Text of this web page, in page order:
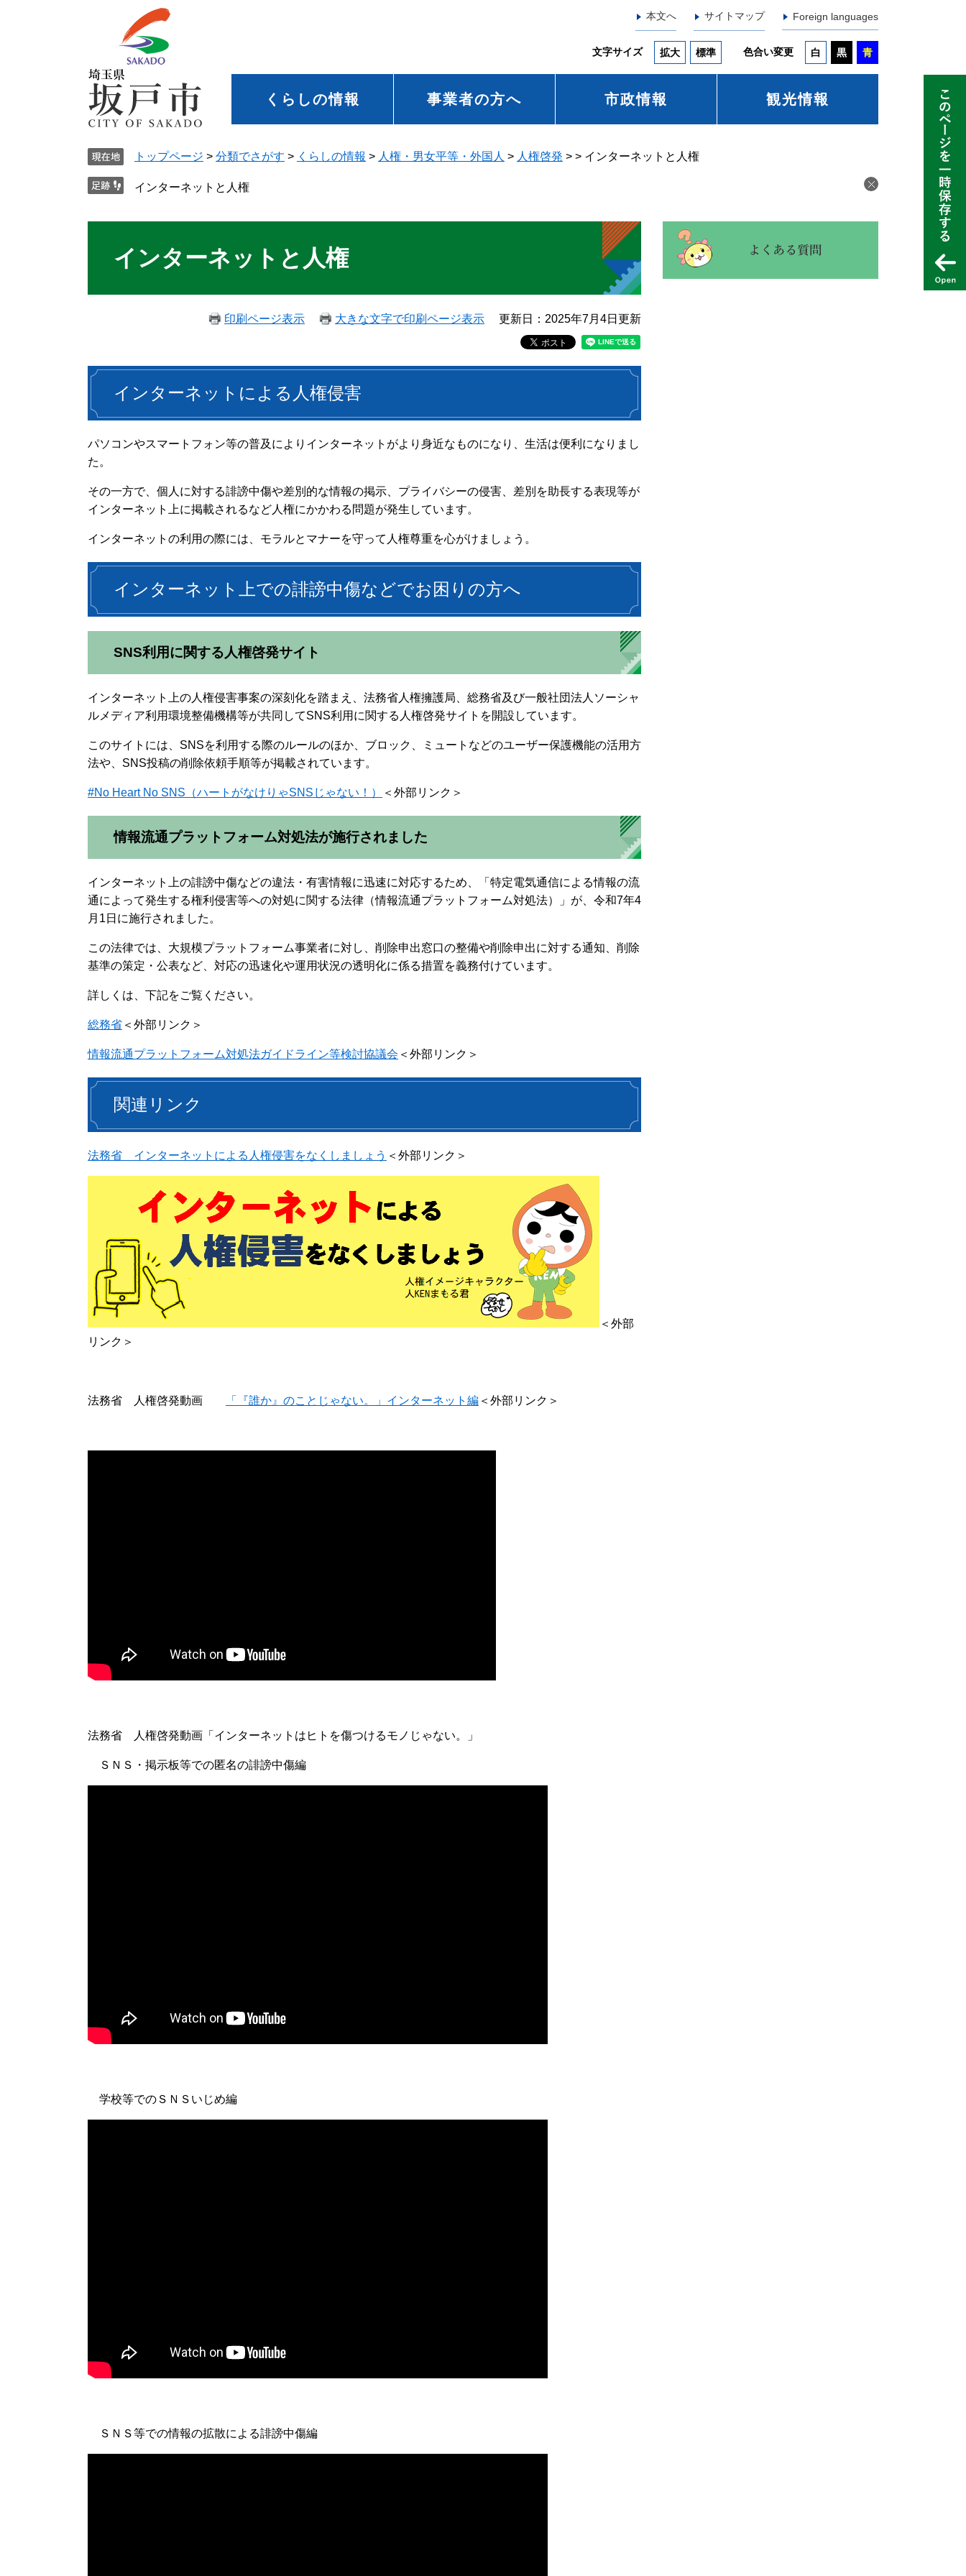
本文へ サイトマップ Foreign languages
文字サイズ 拡大 標準 色合い変更 白 黒 青
くらしの情報 事業者の方へ 市政情報 観光情報
トップページ > 分類でさがす > くらしの情報 > 人権・男女平等・外国人 > 人権啓発 > > インターネットと人権
インターネットと人権
インターネットと人権
印刷ページ表示 大きな文字で印刷ページ表示 更新日：2025年7月4日更新
インターネットによる人権侵害
パソコンやスマートフォン等の普及によりインターネットがより身近なものになり、生活は便利になりまし
た。
その一方で、個人に対する誹謗中傷や差別的な情報の掲示、プライバシーの侵害、差別を助長する表現等が
インターネット上に掲載されるなど人権にかかわる問題が発生しています。
インターネットの利用の際には、モラルとマナーを守って人権尊重を心がけましょう。
インターネット上での誹謗中傷などでお困りの方へ
SNS利用に関する人権啓発サイト
インターネット上の人権侵害事案の深刻化を踏まえ、法務省人権擁護局、総務省及び一般社団法人ソーシャ
ルメディア利用環境整備機構等が共同してSNS利用に関する人権啓発サイトを開設しています。
このサイトには、SNSを利用する際のルールのほか、ブロック、ミュートなどのユーザー保護機能の活用方
法や、SNS投稿の削除依頼手順等が掲載されています。
#No Heart No SNS（ハートがなけりゃSNSじゃない！） ＜外部リンク＞
情報流通プラットフォーム対処法が施行されました
インターネット上の誹謗中傷などの違法・有害情報に迅速に対応するため、「特定電気通信による情報の流
通によって発生する権利侵害等への対処に関する法律（情報流通プラットフォーム対処法）」が、令和7年4
月1日に施行されました。
この法律では、大規模プラットフォーム事業者に対し、削除申出窓口の整備や削除申出に対する通知、削除
基準の策定・公表など、対応の迅速化や運用状況の透明化に係る措置を義務付けています。
詳しくは、下記をご覧ください。
総務省 ＜外部リンク＞
情報流通プラットフォーム対処法ガイドライン等検討協議会 ＜外部リンク＞
関連リンク
法務省 インターネットによる人権侵害をなくしましょう ＜外部リンク＞
＜外部
リンク＞
法務省 人権啓発動画 「『誰か』のことじゃない。」インターネット編 ＜外部リンク＞
法務省 人権啓発動画「インターネットはヒトを傷つけるモノじゃない。」
ＳＮＳ・掲示板等での匿名の誹謗中傷編
学校等でのＳＮＳいじめ編
ＳＮＳ等での情報の拡散による誹謗中傷編